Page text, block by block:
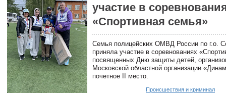
участие в
«Спортивная семья»
Семья полицейских ОМВД России по г.о.
приняла участие в соревнованиях
посвященных Дню защиты детей,
Московской областной организации
почетное II место.
Происшествия и криминал